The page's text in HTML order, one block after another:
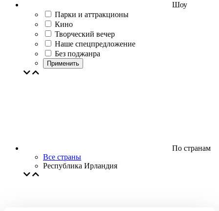
Шоу
Парки и аттракционы
Кино
Творческий вечер
Наше спецпредложение
Без поджанра
Применить
По странам
Все страны
Республика Ирландия